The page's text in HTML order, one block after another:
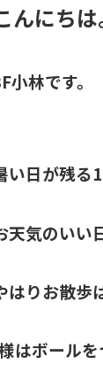
んにちは
小林です。
い日が残る
天気のいい
はりお散歩
はボールを